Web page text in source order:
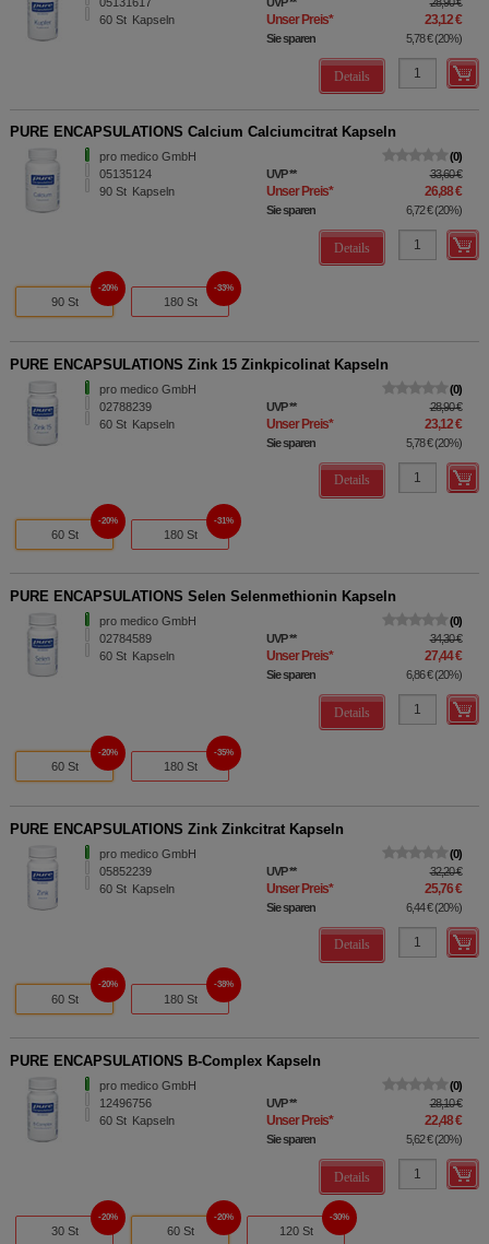
60 St Kapseln Unser Preis* 23,12 €
Sie sparen 5,78 €(20%)
Details
PURE ENCAPSULATIONS Calcium Calciumcitrat Kapseln
pro medico GmbH
05135124
90 St Kapseln
0
UVP** 33,60 €
Unser Preis* 26,88 €
Sie sparen 6,72 €(20%)
Details
90 St
20%
180 St
33%
PURE ENCAPSULATIONS Zink 15 Zinkpicolinat Kapseln
pro medico GmbH
02788239
60 St Kapseln
0
UVP** 28,90 €
Unser Preis* 23,12 €
Sie sparen 5,78 €(20%)
Details
60 St
20%
180 St
31%
PURE ENCAPSULATIONS Selen Selenmethionin Kapseln
pro medico GmbH
02784589
60 St Kapseln
0
UVP** 34,30 €
Unser Preis* 27,44 €
Sie sparen 6,86 €(20%)
Details
60 St
20%
180 St
35%
PURE ENCAPSULATIONS Zink Zinkcitrat Kapseln
pro medico GmbH
05852239
60 St Kapseln
0
UVP** 32,20 €
Unser Preis* 25,76 €
Sie sparen 6,44 €(20%)
Details
60 St
20%
180 St
38%
PURE ENCAPSULATIONS B-Complex Kapseln
pro medico GmbH
12496756
60 St Kapseln
0
UVP** 28,10 €
Unser Preis* 22,48 €
Sie sparen 5,62 €(20%)
Details
30 St
20%
60 St
20%
120 St
30%